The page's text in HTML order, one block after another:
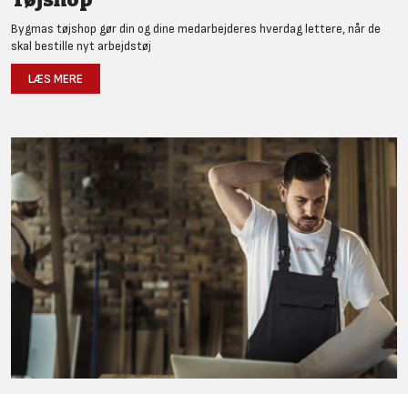
Bygmas tøjshop gør din og dine medarbejderes hverdag lettere, når de
skal bestille nyt arbejdstøj
LÆS MERE